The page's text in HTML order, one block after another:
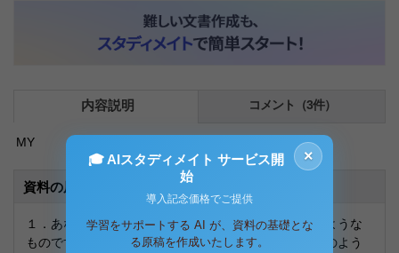
内容説明 コメント（3件）
MY
資料の原本内容
１．あなたが考えるコンサルタントのイメージはどのような
ものですか。また、コンサルタントに必要なものはどのよう
×
🎓 AIスタディメイト サービス開
始
導入記念価格でご提供
学習をサポートする AI が、資料の基礎とな
る原稿を作成いたします。